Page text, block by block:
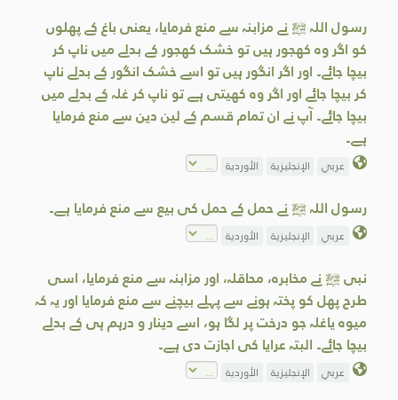
رسول اللہ ﷺ نے مزابنہ سے منع فرمایا، یعنی باغ کے پھلوں
کو اگر وہ کھجور ہیں تو خشک کھجور کے بدلے میں ناپ کر
بیچا جائے۔ اور اگر انگور ہیں تو اسے خشک انگور کے بدلے ناپ
کر بیچا جائے اور اگر وہ کھیتی ہے تو ناپ کر غلہ کے بدلے میں
بیچا جائے۔ آپ نے ان تمام قسم کے لین دین سے منع فرمایا
ہے۔
عربي الإنجليزية الأوردية
رسول اللہ ﷺ نے حمل کے حمل کی بیع سے منع فرمایا ہے۔
عربي الإنجليزية الأوردية
نبی ﷺ نے مخابرہ، محاقلہ، اور مزابنہ سے منع فرمایا، اسی
طرح پھل کو پختہ ہونے سے پہلے بیچنے سے منع فرمایا اور یہ کہ
میوہ یاغلہ جو درخت پر لگا ہو، اسے دینار و درہم ہی کے بدلے
بیچا جائے۔ البتہ عرایا کی اجازت دی ہے۔
عربي الإنجليزية الأوردية